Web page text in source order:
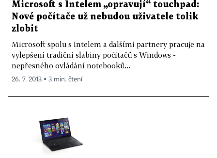
Microsoft s Intelem „opravují“ touchpad:
Nové počítače už nebudou uživatele tolik
zlobit
Microsoft spolu s Intelem a dalšími partnery pracuje na
vylepšení tradiční slabiny počítačů s Windows -
nepřesného ovládání notebooků...
26. 7. 2013 ▪ 3 min. čtení